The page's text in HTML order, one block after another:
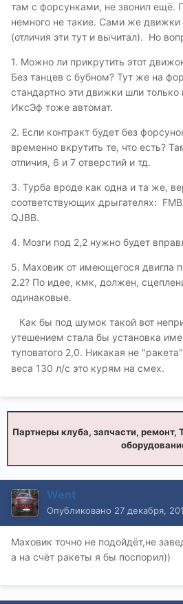
там с форсунками, не звонил ещё.
немного не такие. Сами же движки
(отличия эти тут и вычитал). Но
1. Можно ли прикрутить этот
Без танцев с бубном? Тут же на
стандартно эти движки шли только
ИксЭф тоже автомат.
2. Если контракт будет без
временно вкрутить те, что есть?
отличия, 6 и 7 отверстий и тд.
3. Турба вроде как одна и та же,
соответствующих дрыгателях:
QJBB.
4. Мозги под 2,2 нужно будет
5. Маховик от имеющегося двигла
2.2? По идее, кмк, должен,
одинаковые.
Как бы под шумок такой вот
утешением стала бы установка
туповатого 2,0. Никакая не
веса 130 л/с это курям на смех.
Партнеры клуба, запчасти, ремонт,
Went
Опубликовано 27 декабря,
Маховик точно не подойдёт,не
а на счёт ракеты я бы поспорил))